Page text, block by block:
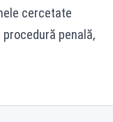
cercetate
penală,